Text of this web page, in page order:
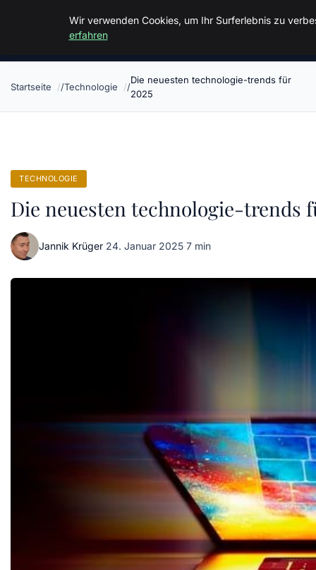
Malzminden
Startseite Technologie
Die neuesten technologie-trends für
2025
TECHNOLOGIE
Die neuesten technologie-trends
Jannik Krüger·24. Januar 2025·7 min
Wir verwenden Cookies, um Ihr Surferlebnis zu
erfahren